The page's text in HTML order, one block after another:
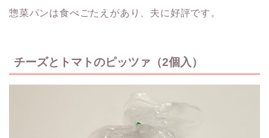
惣菜パンは食べごたえがあり、夫に好評です。
チーズとトマトのピッツァ（2個入）